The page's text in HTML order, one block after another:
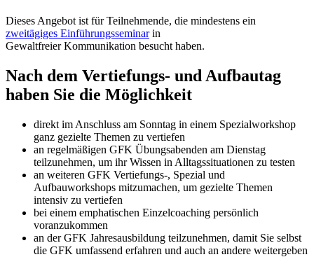
Dieses Angebot ist für Teilnehmende, die mindestens ein
zweitägiges Einführungsseminarin
Gewaltfreier Kommunikation besucht haben.
Nach dem Vertiefungs- und Aufbautag
haben Sie die Möglichkeit
direkt im Anschluss am Sonntag in einem Spezialworkshop
ganz gezielte Themen zu vertiefen
an regelmäßigen GFK Übungsabenden am Dienstag
teilzunehmen, um ihr Wissen in Alltagssituationen zu testen
an weiteren GFK Vertiefungs-, Spezial und
Aufbauworkshops mitzumachen, um gezielte Themen
intensiv zu vertiefen
bei einem emphatischen Einzelcoaching persönlich
voranzukommen
an der GFK Jahresausbildung teilzunehmen, damit Sie selbst
die GFK umfassend erfahren und auch an andere weitergeben